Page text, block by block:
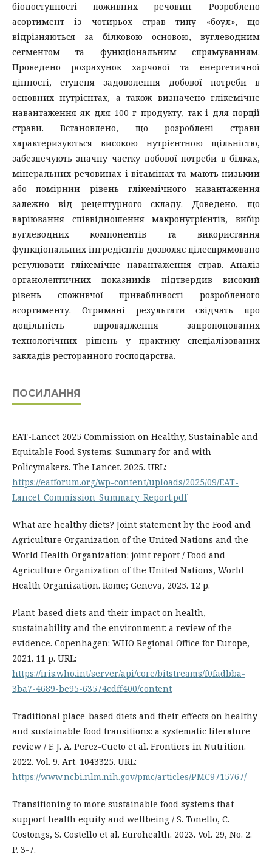
біодоступності поживних речовин. Розроблено
асортимент із чотирьох страв типу «боул», що
відрізняються за білковою основою, вуглеводним
сегментом та функціональним спрямуванням.
Проведено розрахунок харчової та енергетичної
цінності, ступеня задоволення добової потреби в
основних нутрієнтах, а також визначено глікемічне
навантаження як для 100 г продукту, так і для порції
страви. Встановлено, що розроблені страви
характеризуються високою нутрієнтною щільністю,
забезпечують значну частку добової потреби в білках,
мінеральних речовинах і вітамінах та мають низький
або помірний рівень глікемічного навантаження
залежно від рецептурного складу. Доведено, що
варіювання співвідношення макронутрієнтів, вибір
вуглеводних компонентів та використання
функціональних інгредієнтів дозволяє цілеспрямовано
регулювати глікемічне навантаження страв. Аналіз
органолептичних показників підтвердив високий
рівень споживчої привабливості розробленого
асортименту. Отримані результати свідчать про
доцільність впровадження запропонованих
технологічних рішень у практику спеціалізованих
закладів ресторанного господарства.
ПОСИЛАННЯ
EAT-Lancet 2025 Commission on Healthy, Sustainable and
Equitable Food Systems: Summary for and with
Policymakers. The Lancet. 2025. URL:
https://eatforum.org/wp-content/uploads/2025/09/EAT-
Lancet_Commission_Summary_Report.pdf
What are healthy diets? Joint statement by the Food and
Agriculture Organization of the United Nations and the
World Health Organization: joint report / Food and
Agriculture Organization of the United Nations, World
Health Organization. Rome; Geneva, 2025. 12 p.
Plant-based diets and their impact on health,
sustainability and the environment: a review of the
evidence. Copenhagen: WHO Regional Office for Europe,
2021. 11 p. URL:
https://iris.who.int/server/api/core/bitstreams/f0fadbba-
3ba7-4689-be95-63574cdff400/content
Traditional place-based diets and their effects on healthy
and sustainable food transitions: a systematic literature
review / F. J. A. Perez-Cueto et al. Frontiers in Nutrition.
2022. Vol. 9. Art. 1043325. URL:
https://www.ncbi.nlm.nih.gov/pmc/articles/PMC9715767/
Transitioning to more sustainable food systems that
support health equity and wellbeing / S. Tonello, C.
Costongs, S. Costello et al. Eurohealth. 2023. Vol. 29, No. 2.
P. 3-7.